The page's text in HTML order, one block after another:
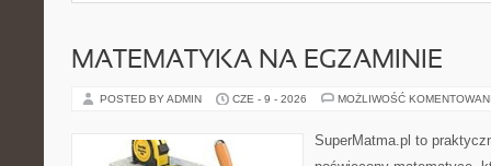
MATEMATYKA NA EGZAMINIE
POSTED BY ADMIN CZE - 9 - 2026 MOŻLIWOŚĆ
SuperMatma.pl to